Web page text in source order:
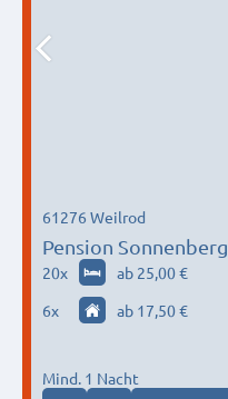
Pension Sonnenberg
61276 Weilrod
20x ab 25,00 €
6x ab 17,50 €
Mind. 1 Nacht